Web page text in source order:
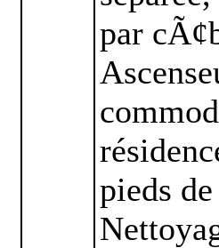
par
pieds